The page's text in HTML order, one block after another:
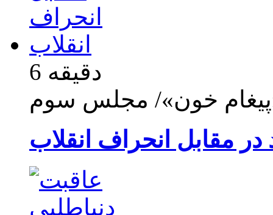
6 دقیقه
خون»/ مجلس سوم
در مقابل انحراف انقلاب